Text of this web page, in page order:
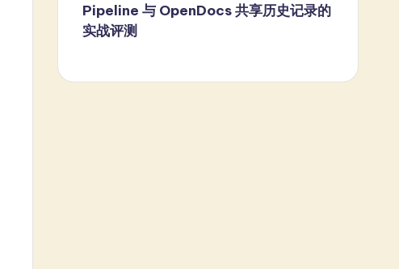
Pipeline 与 OpenDocs 共享历史记录的
实战评测